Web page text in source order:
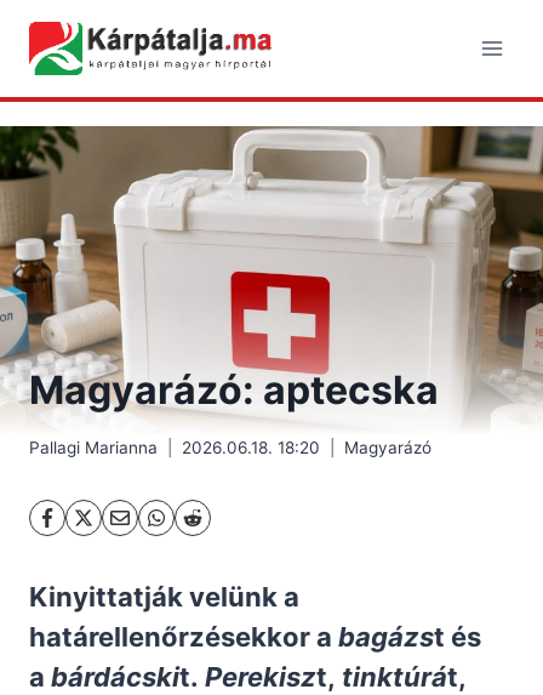
content
Magyarázó: aptecska
Pallagi Marianna 2026.06.18. 18:20 Magyarázó
Kinyittatják velünk a
határellenőrzésekkor a bagázst és
a bárdácskit. Perekiszt, tinktúrát,